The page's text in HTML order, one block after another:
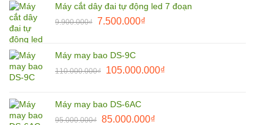
9.900.000₫.là:
8.500.000₫.
Máy cắt dây đai tự động led 7 đoạn
9.900.000₫ Giá
9.900.000₫.
7.500.000₫Giá
7.500.000₫.
Máy may bao DS-9C
110.000.000₫
Giá
110.000.000₫.
105.000.000₫Giá
Máy may bao DS-6AC
95.000.000₫ Giá
85.000.000₫Giá